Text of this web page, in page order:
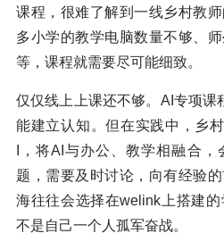
课程，很难了解到一线乡村教
多小学的教学电脑数量不够、
等，课程就需要尽可能细致。
仅仅线上上课还不够。AI专项课
能建立认知。但在实践中，乡
I，将AI与办公、教学相融合
题，需要及时讨论，向有经验
海往往会选择在welink上搭建的
不是自己一个人孤军奋战。